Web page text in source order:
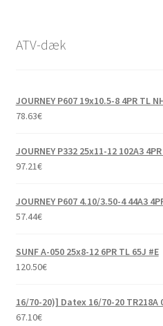
ATV-dæk
JOURNEY P607 19x10.5-8 4PR TL
78.63€
JOURNEY P332 25x11-12 102A3
97.21€
JOURNEY P607 4.10/3.50-4 44A3
57.44€
SUNF A-050 25x8-12 6PR TL 65J #E
120.50€
16/70-20)] Datex 16/70-20 TR218A
67.10€